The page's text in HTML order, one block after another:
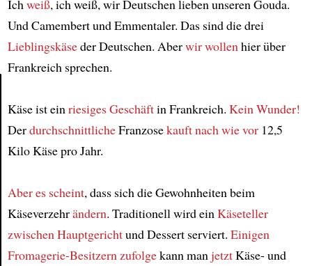
Article
Ichweiß, ich weiß, wir Deutschen lieben unseren Gouda.
Und Camembert und Emmentaler. Das sind die drei
Lieblingskäseder Deutschen. Aberwir wollenhier über
Frankreich sprechen.
Käse ist einriesiges Geschäftin Frankreich. Kein Wunder!
DerdurchschnittlicheFranzosekauftnach wie vor12,5
Kilo Käse pro Jahr.
Aber es scheint, dass sich die Gewohnheiten beim
Käseverzehrändern. Traditionell wird einKäseteller
zwischen Hauptgerichtund Dessert serviert. Einigen
Fromagerie-Besitzern zufolgekann manjetztKäse- und